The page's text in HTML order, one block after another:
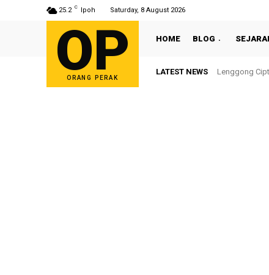
25.2 C Ipoh Saturday, 8 August 2026
OP
ORANG PERAK
HOME BLOG
LATEST NEWS Lenggong
Sultan